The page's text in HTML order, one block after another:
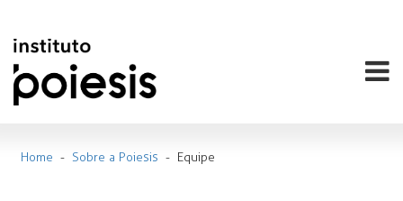
Home - Sobre a Poiesis - Equipe